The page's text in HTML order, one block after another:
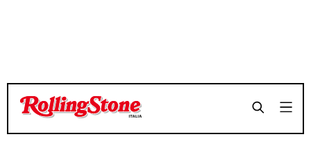
TEMPO DI LETTURA 3 MINUTI SHARE
TEMPO DI LETTURA 3 MINUTI SHARE